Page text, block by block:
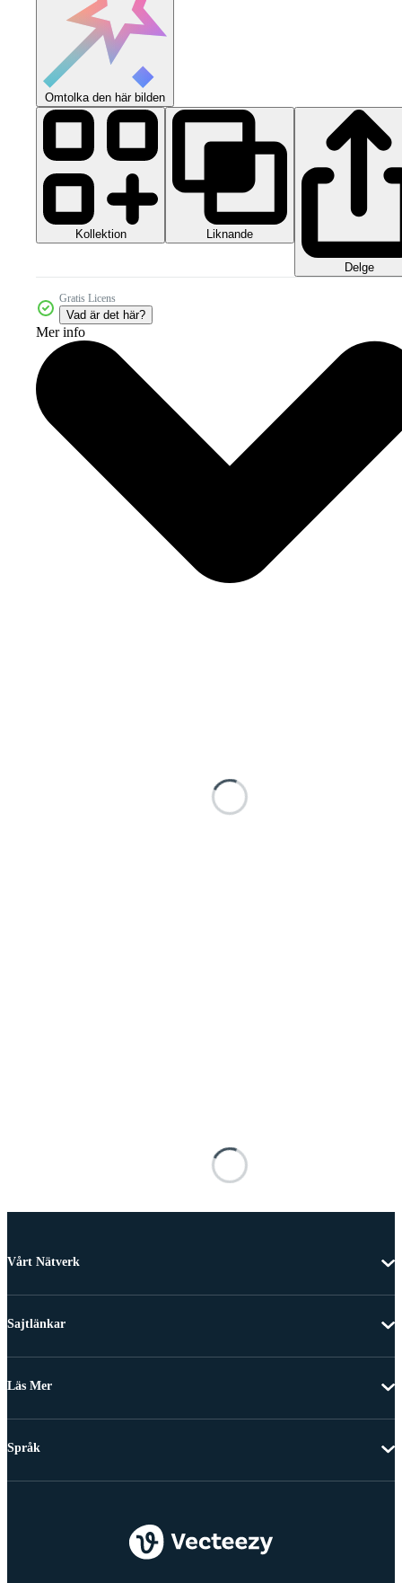
Omtolka den här bilden
Kollektion Liknande
Delge
Gratis Licens
Vad är det här?
Mer info
Vårt Nätverk
Sajtlänkar
Läs Mer
Språk